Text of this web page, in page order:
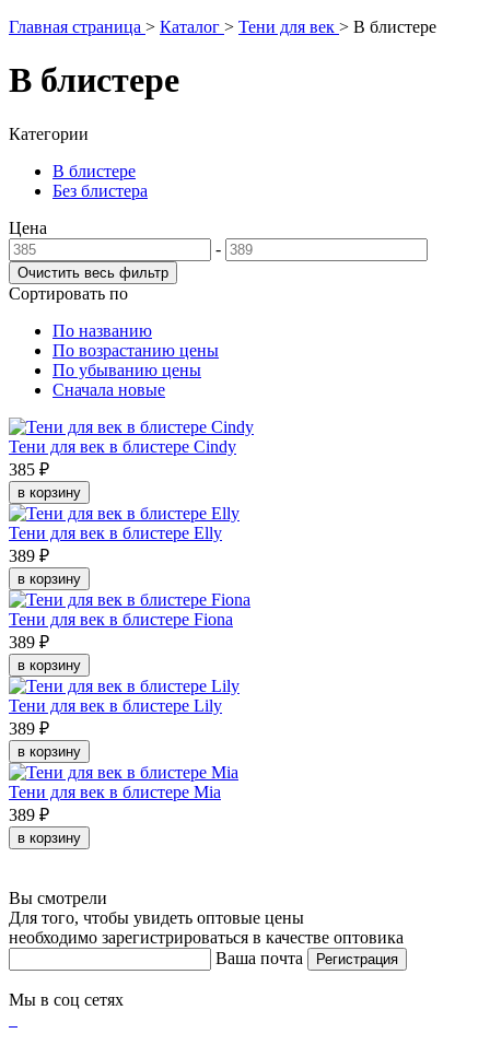
Главная страница > Каталог > Тени для век > В блистере
В блистере
Категории
В блистере
Без блистера
Цена
-
Сортировать по
По названию
По возрастанию цены
По убыванию цены
Сначала новые
Тени для век в блистере Cindy
385 ₽
в корзину
Тени для век в блистере Elly
389 ₽
в корзину
Тени для век в блистере Fiona
389 ₽
в корзину
Тени для век в блистере Lily
389 ₽
в корзину
Тени для век в блистере Mia
389 ₽
в корзину
Вы смотрели
Для того, чтобы увидеть оптовые цены
необходимо зарегистрироваться в качестве оптовика
Ваша почта
Регистрация
Мы в соц сетях